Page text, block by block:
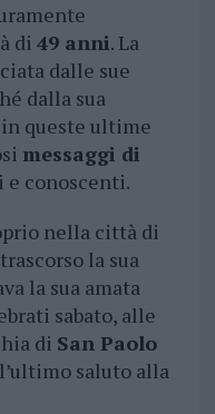
di 49 anni. La
dalle sue
dalla sua
in queste ultime
messaggi di
conoscenti.
nella città di
la sua
la sua amata
sabato, alle
di San Paolo
saluto alla